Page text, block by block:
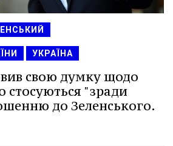
УКРАЇНА
свою думку щодо
стосуються "зради
до Зеленського.